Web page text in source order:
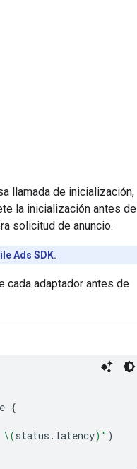
llamada de inicialización,
la inicialización antes de
solicitud de anuncio.
Ads SDK.
cada adaptador antes de
{
\(status . latency) " )